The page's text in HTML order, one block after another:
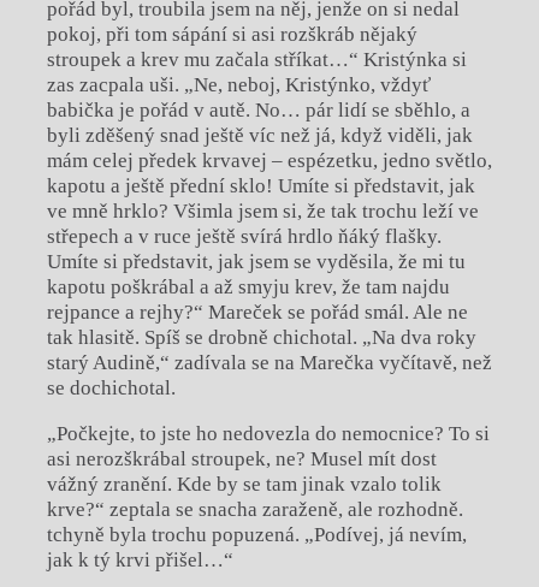
pořád byl, troubila jsem na něj, jenže on si nedal
pokoj, při tom sápání si asi rozškráb nějaký
stroupek a krev mu začala stříkat…“ Kristýnka si
zas zacpala uši. „Ne, neboj, Kristýnko, vždyť
babička je pořád v autě. No… pár lidí se sběhlo, a
byli zděšený snad ještě víc než já, když viděli, jak
mám celej předek krvavej – espézetku, jedno světlo,
kapotu a ještě přední sklo! Umíte si představit, jak
ve mně hrklo? Všimla jsem si, že tak trochu leží ve
střepech a v ruce ještě svírá hrdlo ňáký flašky.
Umíte si představit, jak jsem se vyděsila, že mi tu
kapotu poškrábal a až smyju krev, že tam najdu
rejpance a rejhy?“ Mareček se pořád smál. Ale ne
tak hlasitě. Spíš se drobně chichotal. „Na dva roky
starý Audině,“ zadívala se na Marečka vyčítavě, než
se dochichotal.
„Počkejte, to jste ho nedovezla do nemocnice? To si
asi nerozškrábal stroupek, ne? Musel mít dost
vážný zranění. Kde by se tam jinak vzalo tolik
krve?“ zeptala se snacha zaraženě, ale rozhodně.
tchyně byla trochu popuzená. „Podívej, já nevím,
jak k tý krvi přišel…“